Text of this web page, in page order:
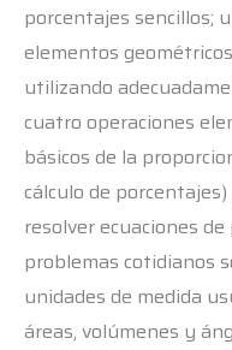
porcentajes sencillos;
elementos
utilizando
cuatro operaciones
básicos de la
cálculo de
resolver ecuaciones
problemas cotidianos
unidades de medida
áreas, volúmenes y